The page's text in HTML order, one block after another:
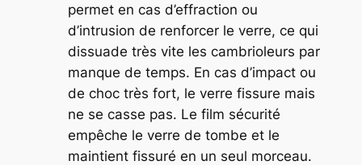
permet en cas d’effraction ou
d’intrusion de renforcer le verre, ce qui
dissuade très vite les cambrioleurs par
manque de temps. En cas d’impact ou
de choc très fort, le verre fissure mais
ne se casse pas. Le film sécurité
empêche le verre de tombe et le
maintient fissuré en un seul morceau.